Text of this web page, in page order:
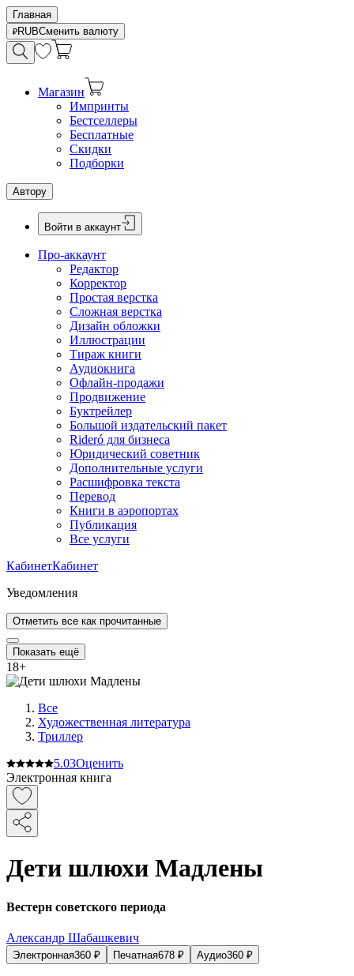
Главная
RUBСменить валюту
Магазин
Импринты
Бестселлеры
Бесплатные
Скидки
Подборки
Автору
Войти в аккаунт
Про-аккаунт
Редактор
Корректор
Простая верстка
Сложная верстка
Дизайн обложки
Иллюстрации
Тираж книги
Аудиокнига
Офлайн-продажи
Продвижение
Буктрейлер
Большой издательский пакет
Rideró для бизнеса
Юридический советник
Дополнительные услуги
Расшифровка текста
Перевод
Книги в аэропортах
Публикация
Все услуги
КабинетКабинет
Уведомления
Отметить все как прочитанные
Показать ещё
18+
Все
Художественная литература
Триллер
5.03Оценить
Электронная книга
Дети шлюхи Мадлены
Вестерн советского периода
Александр Шабашкевич
Электронная360 ₽ Печатная678 ₽ Аудио360 ₽